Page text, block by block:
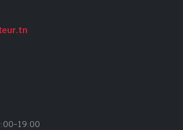
19:00